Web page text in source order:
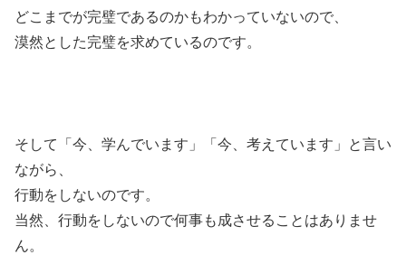
どこまでが完璧であるのかもわかっていないので、
漠然とした完璧を求めているのです。
そして「今、学んでいます」「今、考えています」と言い
ながら、
行動をしないのです。
当然、行動をしないので何事も成させることはありませ
ん。